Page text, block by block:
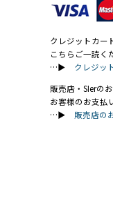
クレジットカー
こちらご一読く
…▶ クレジッ
販売店・SIerの
お客様のお支払
…▶ 販売店の